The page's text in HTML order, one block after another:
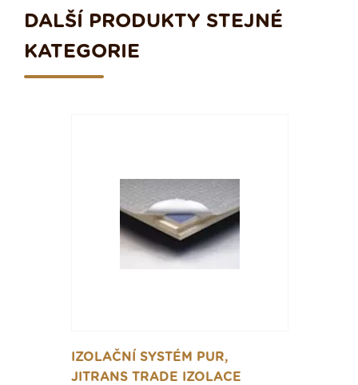
DALŠÍ PRODUKTY STEJNÉ
KATEGORIE
IZOLAČNÍ SYSTÉM PUR,
JITRANS TRADE IZOLACE